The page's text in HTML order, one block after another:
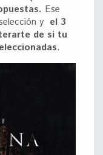
Ese
y el 3
de si tu
.